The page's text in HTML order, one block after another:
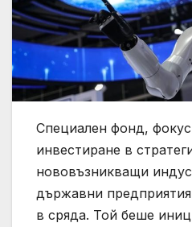
Специален фонд,
инвестиране в
нововъзникващи
държавни
в сряда. Той беше